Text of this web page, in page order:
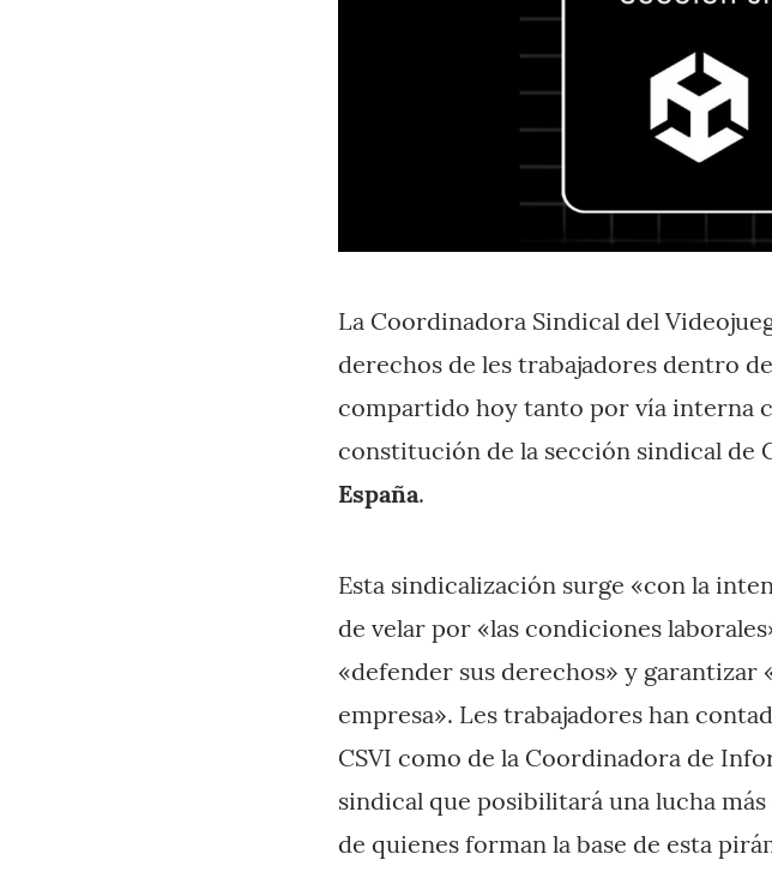
La Coordinadora Sindical del
derechos de les trabajadores dentro
compartido hoy tanto por vía interna
constitución de la sección sindical de
España.
Esta sindicalización surge «con la
de velar por «las condiciones
«defender sus derechos» y
empresa». Les trabajadores han
CSVI como de la Coordinadora de
sindical que posibilitará una lucha
de quienes forman la base de esta